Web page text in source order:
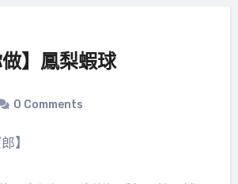
做】鳳梨蝦球
0 Comments
】